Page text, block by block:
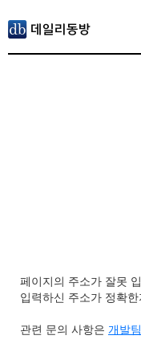
페이지의 주소가 잘못
입력하신 주소가 정확
관련 문의 사항은 개발팀